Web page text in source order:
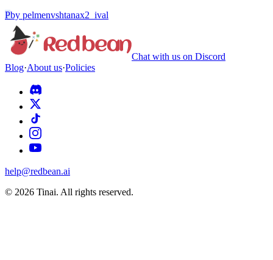
Pby pelmenvshtanax2_ival
Chat with us on Discord
Blog·About us·Policies
help@redbean.ai
© 2026 Tinai. All rights reserved.